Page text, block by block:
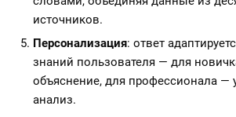
источников.
Персонализация: ответ
знаний пользователя — для
объяснение, для профессионала —
анализ.